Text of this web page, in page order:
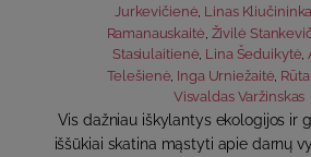
Jurkevičienė, Linas
Ramanauskaitė Živilė
Stasiulaitienė, Lina Šeduikytė,
Telešienė Inga Urniežaitė
Visvaldas Varžinskas
Vis dažniau iškylantys ekologijos ir
iššūkiai skatina mąstyti apie darnų